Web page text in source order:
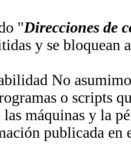
"Direcciones de
y se bloquean
No
o scripts
las máquinas y la
publicada en